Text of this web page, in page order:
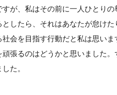
すが、私はその前に一人ひとり
としたら、それはあなたが怠け
社会を目指す行動だと私は思い
頑張るのはどうかと思いました
た。